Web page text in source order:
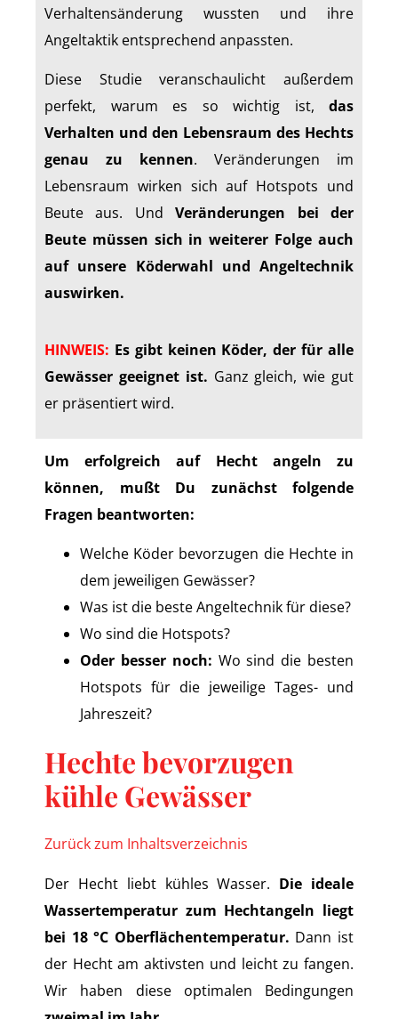
Verhaltensänderung wussten und ihre
Angeltaktik entsprechend anpassten.
Diese Studie veranschaulicht außerdem
perfekt, warum es so wichtig ist, das
Verhalten und den Lebensraum des Hechts
genau zu kennen. Veränderungen im
Lebensraum wirken sich auf Hotspots und
Beute aus. UndVeränderungen bei der
Beute müssen sich in weiterer Folge auch
auf unsere Köderwahl und Angeltechnik
auswirken.
HINWEIS: Es gibt keinen Köder, der für alle
Gewässer geeignet ist. Ganz gleich, wie gut
er präsentiert wird.
Um erfolgreich auf Hecht angeln zu
können, mußt Du zunächst folgende
Fragen beantworten:
Welche Köder bevorzugen die Hechte in
dem jeweiligen Gewässer?
Was ist die beste Angeltechnik für diese?
Wo sind die Hotspots?
Oder besser noch: Wo sind die besten
Hotspots für die jeweilige Tages- und
Jahreszeit?
Hechte bevorzugen
kühle Gewässer
Zurück zum Inhaltsverzeichnis
Der Hecht liebt kühles Wasser. Die ideale
Wassertemperatur zum Hechtangeln liegt
bei 18 °C Oberflächentemperatur. Dann ist
der Hecht am aktivsten und leicht zu fangen.
Wir haben diese optimalen Bedingungen